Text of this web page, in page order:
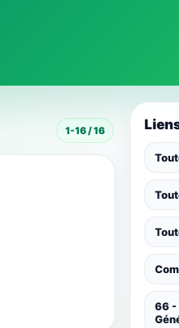
1-16 / 16
66 -